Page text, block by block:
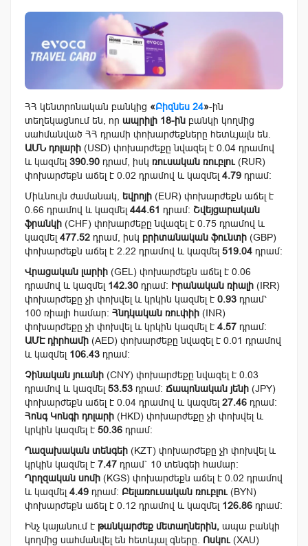
ՀՀ կենտրոնական բանկից «Բիզնես 24»-ին
տեղեկացնում են, որ ապրիլի 18-ին բանկի կողմից
սահմանված ՀՀ դրամի փոխարժեքները հետևյալն են.
ԱՄՆ դոլարի (USD) փոխարժեքը նվազել է 0.04 դրամով
և կազմել 390.90 դրամ, իսկ ռուսական ռուբլու (RUR)
փոխարժեքն աճել է 0.02 դրամով և կազմել 4.79 դրամ:
Միևնույն ժամանակ, եվրոյի (EUR) փոխարժեքն աճել է
0.66 դրամով և կազմել 444.61 դրամ: Շվեյցարական
ֆրանկի (CHF) փոխարժեքը նվազել է 0.75 դրամով և
կազմել 477.52 դրամ, իսկ բրիտանական ֆունտի (GBP)
փոխարժեքն աճել է 2.22 դրամով և կազմել 519.04 դրամ:
Վրացական լարիի (GEL) փոխարժեքն աճել է 0.06
դրամով և կազմել 142.30 դրամ: Իրանական ռիալի (IRR)
փոխարժեքը չի փոխվել և կրկին կազմել է 0.93 դրամ՝
100 ռիալի համար: Հնդկական ռուփիի (INR)
փոխարժեքը չի փոխվել և կրկին կազմել է 4.57 դրամ:
ԱՄԷ դիրհամի (AED) փոխարժեքը նվազել է 0.01 դրամով
և կազմել 106.43 դրամ:
Չինական յուանի (CNY) փոխարժեքը նվազել է 0.03
դրամով և կազմել 53.53 դրամ: Ճապոնական յենի (JPY)
փոխարժեքն աճել է 0.04 դրամով և կազմել 27.46 դրամ:
Հոնգ Կոնգի դոլարի (HKD) փոխարժեքը չի փոխվել և
կրկին կազմել է 50.36 դրամ:
Ղազախական տենգեի (KZT) փոխարժեքը չի փոխվել և
կրկին կազմել է 7.47 դրամ` 10 տենգեի համար:
Ղրղզական սոմի (KGS) փոխարժեքն աճել է 0.02 դրամով
և կազմել 4.49 դրամ: Բելառուսական ռուբլու (BYN)
փոխարժեքն աճել է 0.12 դրամով և կազմել 126.86 դրամ:
Ինչ կայանում է թանկարժեք մետաղներին, ապա բանկի
կողմից սահմանվել են հետևյալ գները. Ոսկու (XAU)